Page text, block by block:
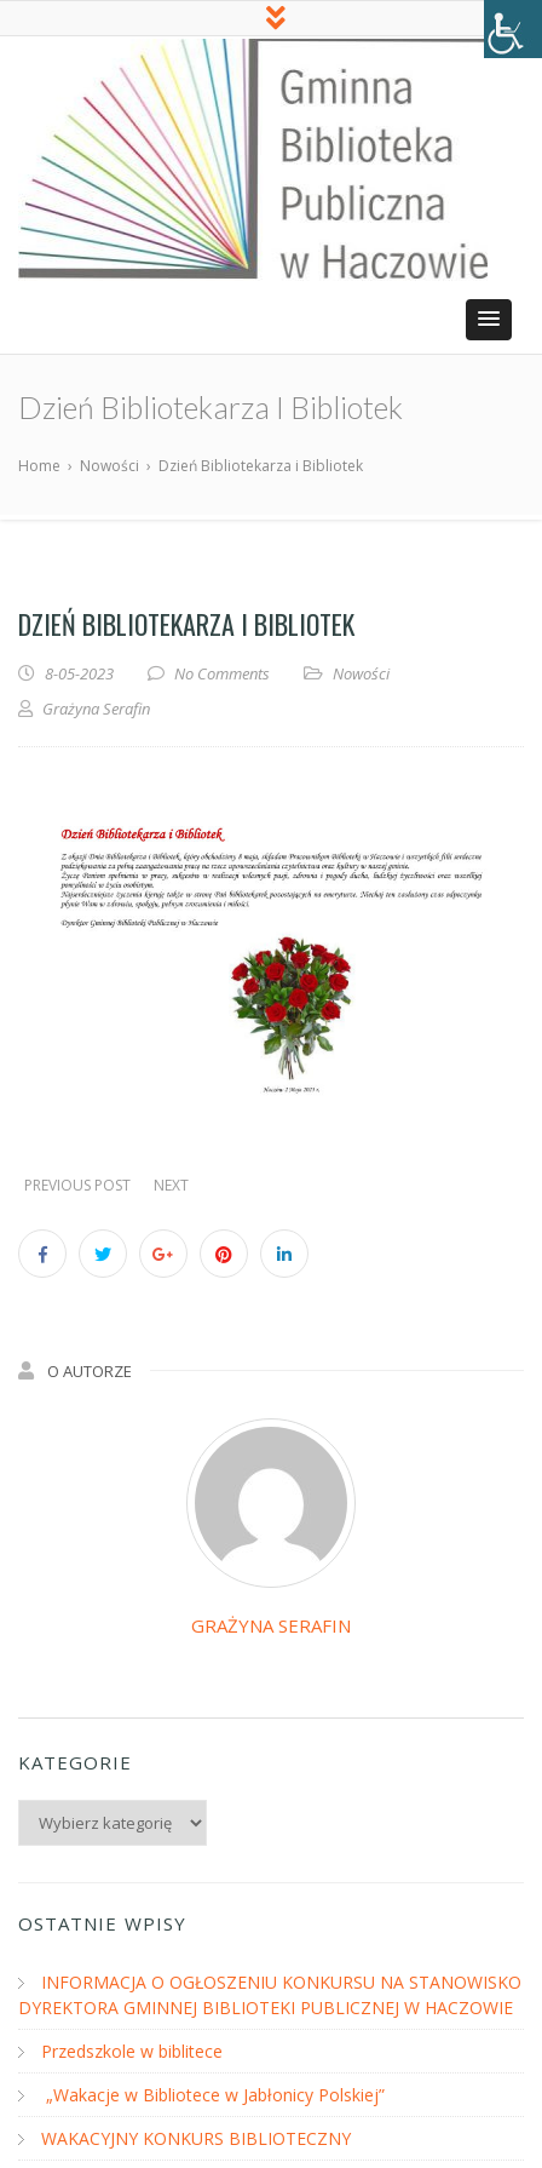
Dzień Bibliotekarza I Bibliotek
Home › Nowości › Dzień Bibliotekarza i Bibliotek
DZIEŃ BIBLIOTEKARZA I BIBLIOTEK
8-05-2023 No Comments
Nowości
Grażyna Serafin
PREVIOUS POST NEXT
O AUTORZE
GRAŻYNA SERAFIN
KATEGORIE
OSTATNIE WPISY
INFORMACJA O OGŁOSZENIU KONKURSU NA STANOWISKO
DYREKTORA GMINNEJ BIBLIOTEKI PUBLICZNEJ W HACZOWIE
Przedszkole w biblitece
„Wakacje w Bibliotece w Jabłonicy Polskiej”
WAKACYJNY KONKURS BIBLIOTECZNY